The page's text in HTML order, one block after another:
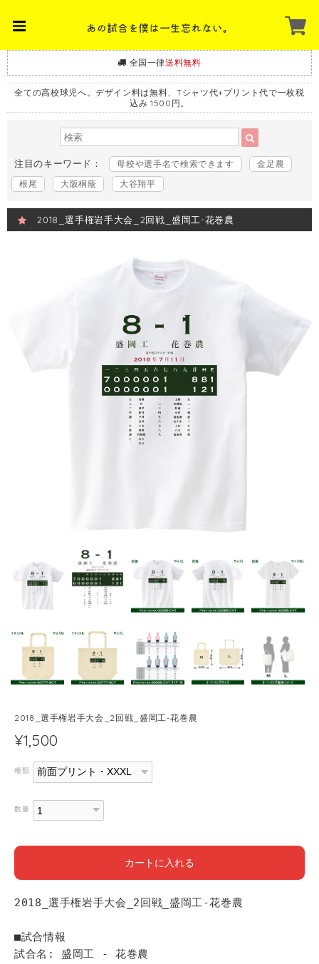
全国一律送料無料
全ての高校球児へ。デザイン料は無料、Tシャツ代+プリント代で一枚税
込み 1500円。
注目のキーワード： 母校や選手名で検索できます
金足農
根尾
大阪桐蔭 大谷翔平
2018_選手権岩手大会_2回戦_盛岡工-花巻農
2018_選手権岩手大会_2回戦_盛岡工-花巻農
¥1,500
種類
数量
カートに入れる
2018_選手権岩手大会_2回戦_盛岡工-花巻農
■試合情報
試合名: 盛岡工 - 花巻農